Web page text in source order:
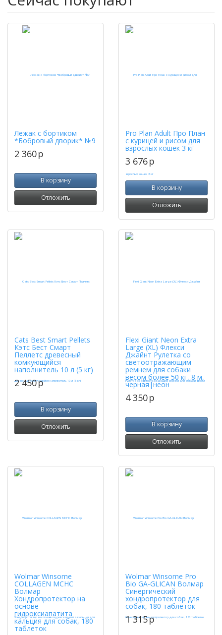
Лежак с бортиком
*Бобровый дворик* №9
2 360p
В корзину
Отложить
Pro Plan Adult Про План
с курицей и рисом для
взрослых кошек 3 кг
3 676p
В корзину
Отложить
Cats Best Smart Pellets
Кэтс Бест Смарт
Пеллетс древесный
комкующийся
наполнитель 10 л (5 кг)
2 450p
В корзину
Отложить
Flexi Giant Neon Extra
Large (XL) Флекси
Джайнт Рулетка со
светоотражающим
ремнем для собаки
весом более 50 кг, 8 м,
черная|неон
4 350p
В корзину
Отложить
Wolmar Winsome
COLLAGEN MCHC
Волмар
Хондропротектор на
основе
гидроксиапатита
кальция для собак, 180
таблеток
Wolmar Winsome Pro
Bio GA-GLICAN Волмар
Синергический
хондропротектор для
собак, 180 таблеток
1 315p